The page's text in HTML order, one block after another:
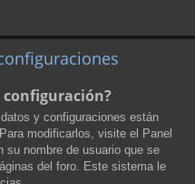
configuración?
y configuraciones están
modificarlos, visite el Panel
su nombre de usuario que se
del foro. Este sistema le